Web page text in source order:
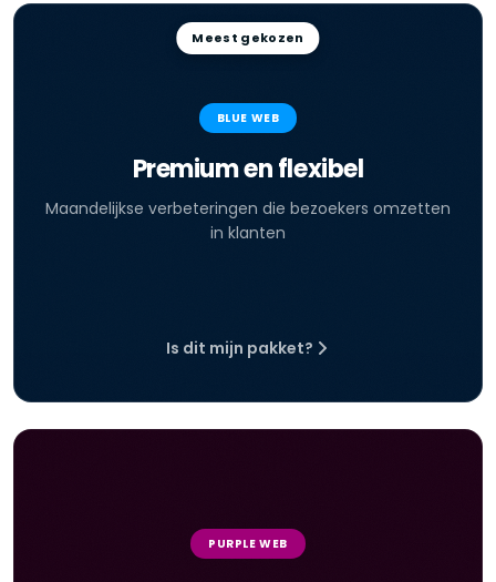
Meest gekozen
BLUE WEB
Premium en flexibel
Maandelijkse verbeteringen die bezoekers omzetten
in klanten
Is dit mijn pakket?
PURPLE WEB